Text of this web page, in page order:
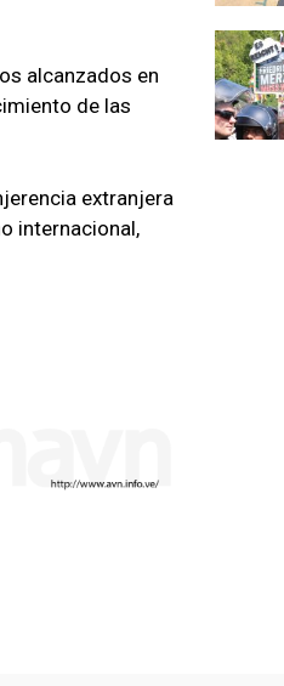
alcanzados en
de las
extranjera
internacional,